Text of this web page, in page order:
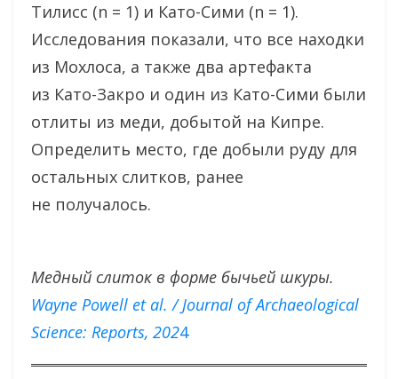
Тилисс (n = 1) и Като-Сими (n = 1).
Исследования показали, что все находки
из Мохлоса, а также два артефакта
из Като-Закро и один из Като-Сими были
отлиты из меди, добытой на Кипре.
Определить место, где добыли руду для
остальных слитков, ранее
не получалось.
Медный слиток в форме бычьей шкуры.
Wayne Powell et al. / Journal of Archaeological
Science: Reports, 2024